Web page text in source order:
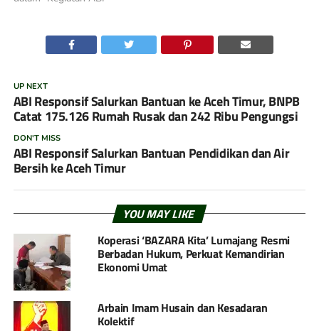
UP NEXT
ABI Responsif Salurkan Bantuan ke Aceh Timur, BNPB
Catat 175.126 Rumah Rusak dan 242 Ribu Pengungsi
DON'T MISS
ABI Responsif Salurkan Bantuan Pendidikan dan Air
Bersih ke Aceh Timur
YOU MAY LIKE
Koperasi ‘BAZARA Kita’ Lumajang Resmi
Berbadan Hukum, Perkuat Kemandirian
Ekonomi Umat
Arbain Imam Husain dan Kesadaran
Kolektif